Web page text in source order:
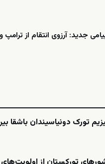
جدید: آرزوی انتقام از
تورک دونیاسیندان باشقا بیر